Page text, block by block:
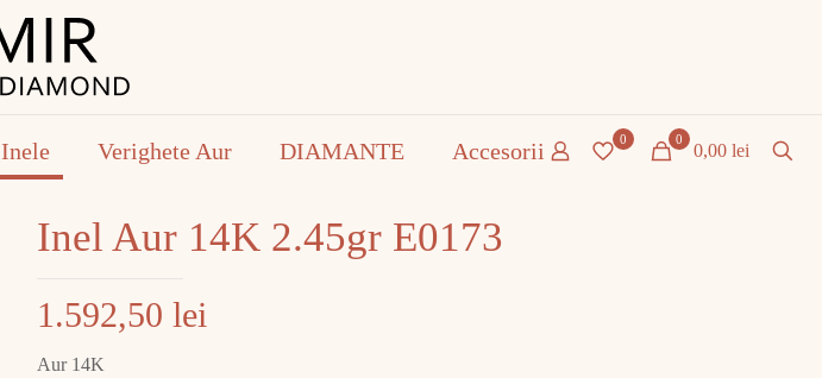
Inele Verighete Aur DIAMANTE Accesorii 0 0
0,00 lei
Inel Aur 14K 2.45gr E0173
1.592,50 lei
Aur 14K